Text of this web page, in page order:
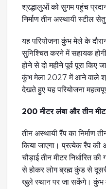
श्रद्धालुओं को सुगम पहुंच
निर्माण तीन अस्थायी स्टील
यह परियोजना कुंभ मेले के
सुनिश्चित करने में सहायक
होने से दो महीने पूर्व पूरा किए
कुंभ मेला 2027 में आने वाले
देखते हुए यह परियोजना
200 मीटर लंबा और तीन
तीन अस्थायी रैंप का निर्माण
किया जाएगा। प्रत्येक रैंप
चौड़ाई तीन मीटर
से होकर लोग ब्रह्म कुंड से
खुले स्थान पर जा सकेंगे। कुंभ